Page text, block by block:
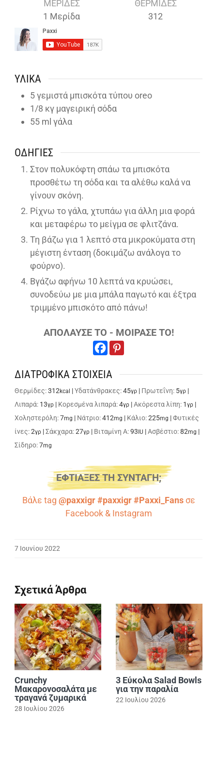
ΜΕΡΊΔΕΣ
1 Μερίδα
ΘΕΡΜΊΔΕΣ
312
ΥΛΙΚΆ
5γεμιστά μπισκότα τύπου oreo
1/8 κγ μαγειρική σόδα
55 ml γάλα
ΟΔΗΓΊΕΣ
Στον πολυκόφτη σπάω τα μπισκότα
προσθέτω τη σόδα και τα αλέθω καλά να
γίνουν σκόνη.
Ρίχνω το γάλα, χτυπάω για άλλη μια φορά
και μεταφέρω το μείγμα σε φλιτζάνα.
Τη βάζω για 1 λεπτό στα μικροκύματα στη
μέγιστη ένταση (δοκιμάζω ανάλογα το
φούρνο).
Βγάζω αφήνω 10 λεπτά να κρυώσει,
συνοδεύω με μια μπάλα παγωτό και έξτρα
τριμμένο μπισκότο από πάνω!
ΑΠΟΛΑΥΣΕ ΤΟ - ΜΟΙΡΑΣΕ ΤΟ!
ΔΙΑΤΡΟΦΙΚΑ ΣΤΟΙΧΕΙΑ
Θερμίδες:312 kcal |Υδατάνθρακες:45γρ | Πρωτεΐνη: 5γρ |
Λιπαρά: 13γρ | Κορεσμένα λιπαρά:4γρ |Ακόρεστα λίπη: 1 γρ |
Χοληστερόλη:7mg | Νάτριο:412mg | Κάλιο:225mg |Φυτικές
ίνες:2γρ |Σάκχαρα:27γρ | Βιταμίνη A:93 IU |Ασβέστιο:82mg |
Σίδηρο:7mg
ΕΦΤΙΑΞΕΣ ΤΗ ΣΥΝΤΑΓΗ;
Βάλε tag @paxxigr #paxxigr #Paxxi_Fansσε
Facebook& Instagram
7 Ιουνίου 2022
Σχετικά Άρθρα
Crunchy
Μακαρονοσαλάτα με
τραγανά ζυμαρικά
28 Ιουλίου 2026
3 Εύκολα Salad Bowls
για την παραλία
22 Ιουλίου 2026